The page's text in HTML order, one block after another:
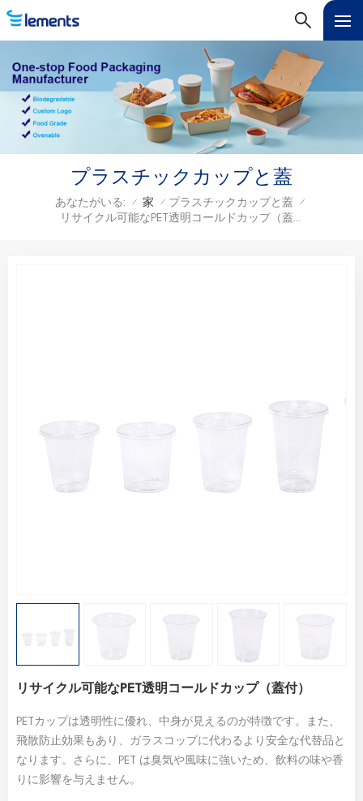
プラスチックカップと蓋
あなたがいる: / 家 / プラスチックカップと蓋 /
リサイクル可能なPET透明コールドカップ（蓋付）
リサイクル可能なPET透明コールドカップ（蓋付）
PETカップは透明性に優れ、中身が見えるのが特徴です。また、
飛散防止効果もあり、ガラスコップに代わるより安全な代替品と
なります。さらに、PET は臭気や風味に強いため、飲料の味や香
りに影響を与えません。